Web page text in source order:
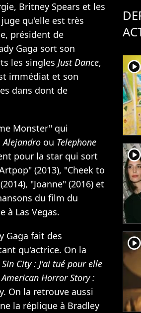
Britney Spears et les
qu'elle est très
président de
Gaga sort son
les singles Just Dance,
immédiat et son
dans dont de
Monster" qui
Alejandro ou Telephone
pour la star qui sort
(2013), "Cheek to
"Joanne" (2016) et
du film du
à Las Vegas.
Gaga fait des
qu'actrice. On la
Sin City : J'ai tué pour elle
American Horror Story :
On la retrouve aussi
la réplique à Bradley